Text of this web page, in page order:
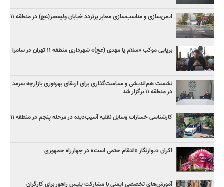
ایمن‌سازی و مناسب‌سازی معابر پرتردد خیابان ولیعصر(عج) در منطقه ۱۱
برپایی موکب «سلام یا مهدی (عج)» شهرداری منطقه ۱۱ تهران در سامرا
نشست هم‌اندیشی و سیاست‌گذاری برای ارتقای بهره‌وری بازارچه سرمد
در منطقه ۱۱ برگزار شد
کارشناسی خسارات وسایل نقلیه آسیب‌دیده در مرحله پنجم در منطقه ۱۱
اکران دیوارنگار «انتقام حتمی است» در چهارراه جمهوری
آموزش‌های تخصصی ایمنی با مشارکت پلیس راهور برای کارگران